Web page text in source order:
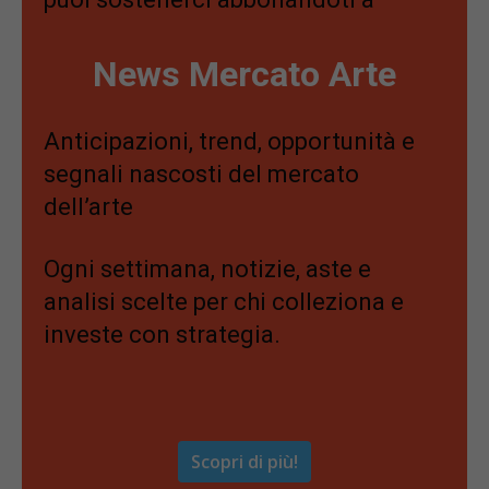
News Mercato Arte
Anticipazioni, trend, opportunità e
segnali nascosti del mercato
dell’arte
Ogni settimana, notizie, aste e
analisi scelte per chi colleziona e
investe con strategia.
Scopri di più!